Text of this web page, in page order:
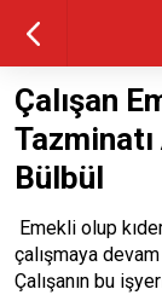
Çalışan
Bülbül
Emekli olup
çalışmaya
Çalışanın bu